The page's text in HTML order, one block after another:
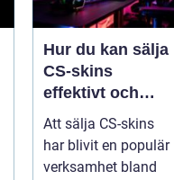
Hur du kan sälja
CS-skins
effektivt och
tryggt
Att sälja CS-skins
har blivit en populär
verksamhet bland